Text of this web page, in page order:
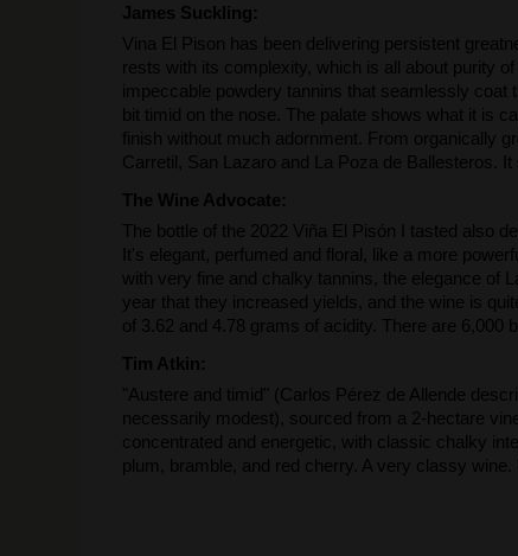
James Suckling:
Vina El Pison has been delivering persistent
rests with its complexity, which is all about purity
impeccable powdery tannins that seamlessly coat
bit timid on the nose. The palate shows what it is
finish without much adornment. From organically
Carretil, San Lazaro and La Poza de Ballesteros. It
The Wine Advocate:
The bottle of the 2022 Viña El Pisón I tasted also
It's elegant, perfumed and floral, like a more
with very fine and chalky tannins, the elegance of
year that they increased yields, and the wine is
of 3.62 and 4.78 grams of acidity. There are 6,000
Tim Atkin:
"Austere and timid" (Carlos Pérez de Allende
necessarily modest), sourced from a 2-hectare
concentrated and energetic, with classic chalky
plum, bramble, and red cherry. A very classy wine.